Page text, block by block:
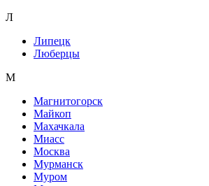
Л
Липецк
Люберцы
М
Магнитогорск
Майкоп
Махачкала
Миасс
Москва
Мурманск
Муром